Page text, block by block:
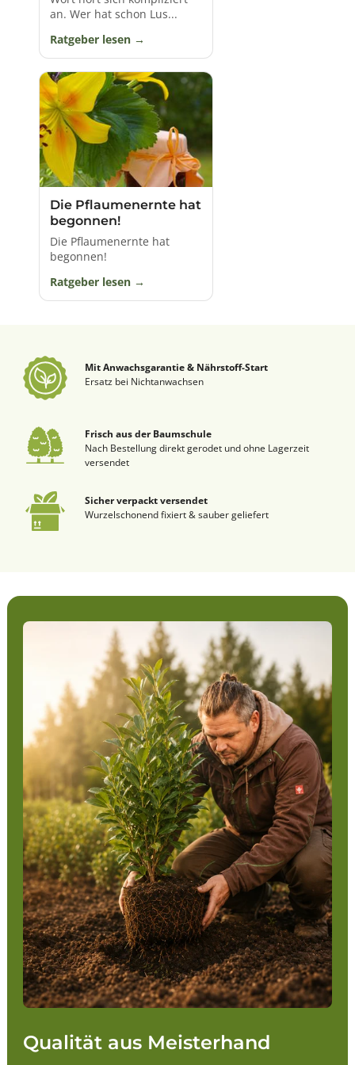
an. Wer hat schon Lus...
Ratgeber lesen
Die Pflaumenernte hat
begonnen!
Die Pflaumenernte hat
begonnen!
Ratgeber lesen
Mit Anwachsgarantie & Nährstoff-Start
Ersatz bei Nichtanwachsen
Frisch aus der Baumschule
Nach Bestellung direkt gerodet und ohne Lagerzeit
versendet
Sicher verpackt versendet
Wurzelschonend fixiert & sauber geliefert
Qualität aus Meisterhand